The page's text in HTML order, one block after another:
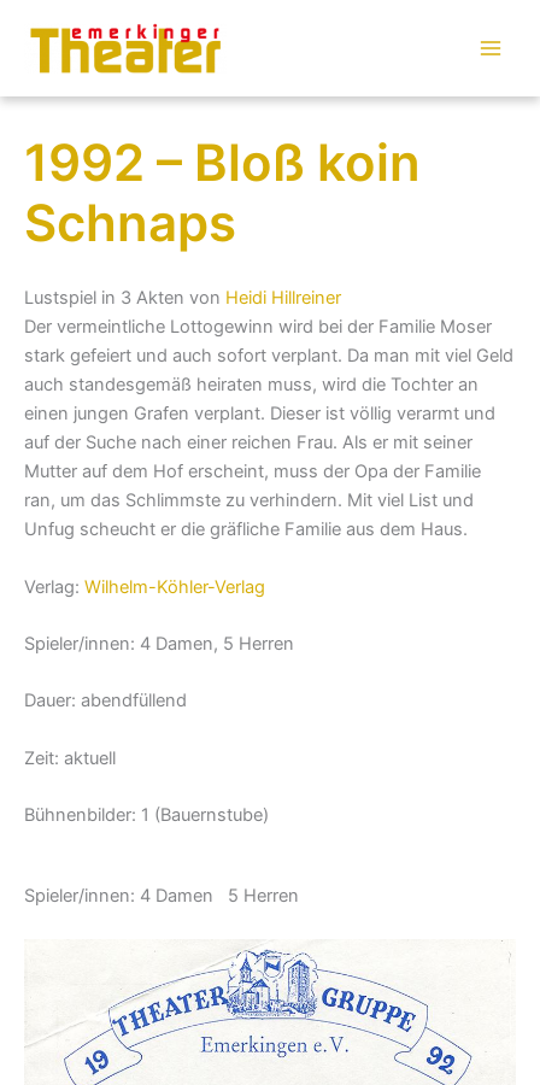
Inhalt
springen
1992 – Bloß koin
Schnaps
Lustspiel in 3 Akten von Heidi Hillreiner
Der vermeintliche Lottogewinn wird bei der Familie Moser
stark gefeiert und auch sofort verplant. Da man mit viel Geld
auch standesgemäß heiraten muss, wird die Tochter an
einen jungen Grafen verplant. Dieser ist völlig verarmt und
auf der Suche nach einer reichen Frau. Als er mit seiner
Mutter auf dem Hof erscheint, muss der Opa der Familie
ran, um das Schlimmste zu verhindern. Mit viel List und
Unfug scheucht er die gräfliche Familie aus dem Haus.
Verlag: Wilhelm-Köhler-Verlag
Spieler/innen: 4 Damen, 5 Herren
Dauer: abendfüllend
Zeit: aktuell
Bühnenbilder: 1 (Bauernstube)
Spieler/innen: 4 Damen 5 Herren